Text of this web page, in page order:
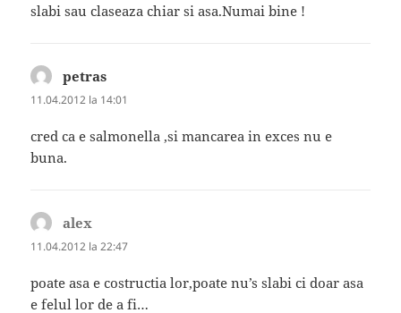
slabi sau claseaza chiar si asa.Numai bine !
petras
11.04.2012 la 14:01
cred ca e salmonella ,si mancarea in exces nu e
buna.
alex
11.04.2012 la 22:47
poate asa e costructia lor,poate nu’s slabi ci doar asa
e felul lor de a fi…